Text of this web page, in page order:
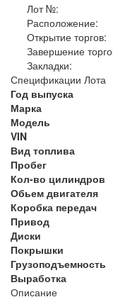
Лот №:
Расположение:
Открытие торгов:
Завершение
Закладки:
Спецификации Лота
Год выпуска
Марка
Модель
VIN
Вид топлива
Пробег
Кол-во цилиндров
Обьем двигателя
Коробка передач
Привод
Диски
Покрышки
Грузоподъемность
Выработка
Описание